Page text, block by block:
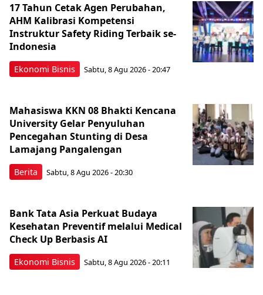
Ekonomi Bisnis
17 Tahun Cetak Agen Perubahan,
AHM Kalibrasi Kompetensi
Instruktur Safety Riding Terbaik se-
Indonesia
Sabtu, 8 Agu 2026 - 20:47
Berita
Mahasiswa KKN 08 Bhakti Kencana
University Gelar Penyuluhan
Pencegahan Stunting di Desa
Lamajang Pangalengan
Sabtu, 8 Agu 2026 - 20:30
Ekonomi Bisnis
Bank Tata Asia Perkuat Budaya
Kesehatan Preventif melalui Medical
Check Up Berbasis AI
Sabtu, 8 Agu 2026 - 20:11